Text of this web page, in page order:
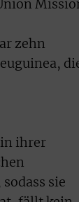
zehn
in ihrer
sie